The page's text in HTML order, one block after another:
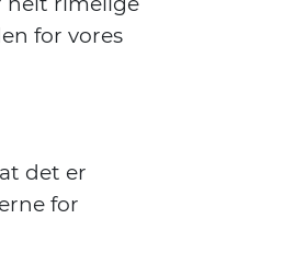
for vores
det er
for